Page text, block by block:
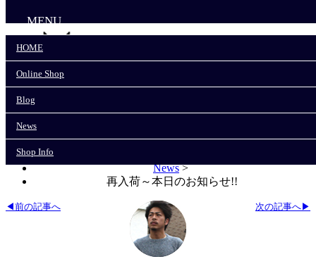
Online Shop
News
MENU
HOME
Online Shop
Blog
News
Shop Info
News>
再入荷～本日のお知らせ!!
次の記事へ▶
◀前の記事へ